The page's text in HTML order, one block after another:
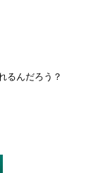
るんだろう？